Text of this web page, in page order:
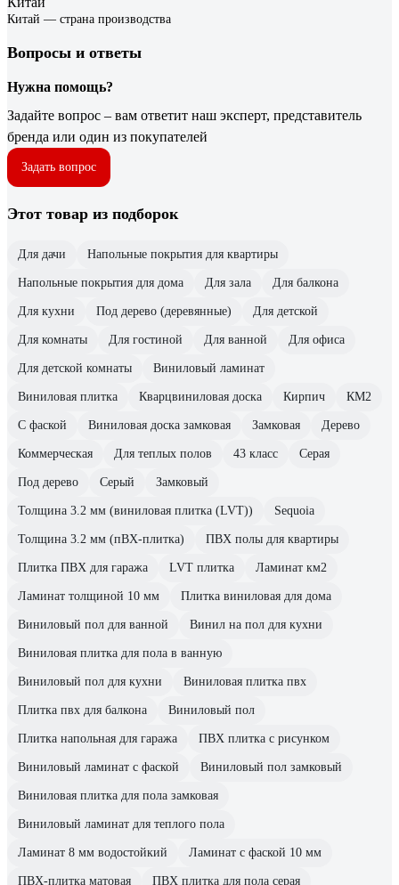
Китай — страна производства
Вопросы и ответы
Нужна помощь?
Задайте вопрос – вам ответит наш эксперт, представитель
бренда или один из покупателей
Задать вопрос
Этот товар из подборок
Для дачи Напольные покрытия для квартиры
Напольные покрытия для дома Для зала Для балкона
Для кухни Под дерево (деревянные) Для детской
Для комнаты Для гостиной Для ванной Для офиса
Для детской комнаты Виниловый ламинат
Виниловая плитка Кварцвиниловая доска Кирпич КМ2
С фаской Виниловая доска замковая Замковая Дерево
Коммерческая Для теплых полов 43 класс Серая
Под дерево Серый Замковый
Толщина 3.2 мм (виниловая плитка (LVT)) Sequoia
Толщина 3.2 мм (пВХ-плитка) ПВХ полы для квартиры
Плитка ПВХ для гаража LVT плитка Ламинат км2
Ламинат толщиной 10 мм Плитка виниловая для дома
Виниловый пол для ванной Винил на пол для кухни
Виниловая плитка для пола в ванную
Виниловый пол для кухни Виниловая плитка пвх
Плитка пвх для балкона Виниловый пол
Плитка напольная для гаража ПВХ плитка с рисунком
Виниловый ламинат с фаской Виниловый пол замковый
Виниловая плитка для пола замковая
Виниловый ламинат для теплого пола
Ламинат 8 мм водостойкий Ламинат с фаской 10 мм
ПВХ-плитка матовая ПВХ плитка для пола серая